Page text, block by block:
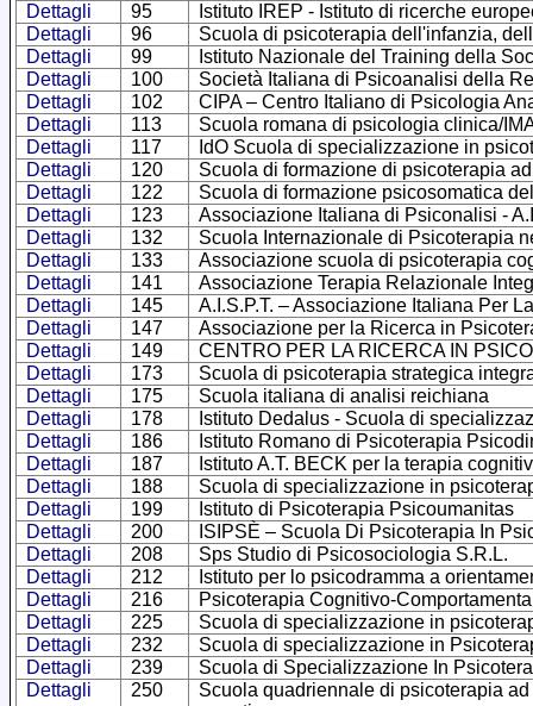
Dettagli
95
Istituto IREP - Istituto di ricerche
Dettagli
96
Scuola di psicoterapia dell'infanzia,
Dettagli
99
Istituto Nazionale del Training della
Dettagli
100
Società Italiana di Psicoanalisi della
Dettagli
102
CIPA – Centro Italiano di Psicologia
Dettagli
113
Scuola romana di psicologia clinica/
Dettagli
117
IdO Scuola di specializzazione in
Dettagli
120
Scuola di formazione di psicoterapia
Dettagli
122
Scuola di formazione psicosomatica
Dettagli
123
Associazione Italiana di Psiconalisi -
Dettagli
132
Scuola Internazionale di Psicoterapia
Dettagli
133
Associazione scuola di psicoterapia
Dettagli
141
Associazione Terapia Relazionale
Dettagli
145
A.I.S.P.T. – Associazione Italiana Per
Dettagli
147
Associazione per la Ricerca in
Dettagli
149
CENTRO PER LA RICERCA IN
Dettagli
173
Scuola di psicoterapia strategica
Dettagli
175
Scuola italiana di analisi reichiana
Dettagli
178
Istituto Dedalus - Scuola di
Dettagli
186
Istituto Romano di Psicoterapia
Dettagli
187
Istituto A.T. BECK per la terapia
Dettagli
188
Scuola di specializzazione in
Dettagli
199
Istituto di Psicoterapia Psicoumanitas
Dettagli
200
ISIPSÈ – Scuola Di Psicoterapia In
Dettagli
208
Sps Studio di Psicosociologia S.R.L.
Dettagli
212
Istituto per lo psicodramma a
Dettagli
216
Psicoterapia Cognitivo-
Dettagli
225
Scuola di specializzazione in
Dettagli
232
Scuola di specializzazione in
Dettagli
239
Scuola di Specializzazione In
Dettagli
250
Scuola quadriennale di psicoterapia